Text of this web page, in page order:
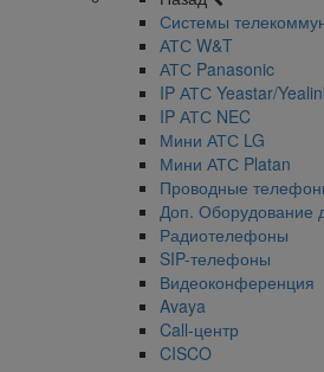
Системы
АТС W&T
АТС Panasonic
IP АТС Yeastar/
IP АТС NEC
Мини АТС LG
Мини АТС Platan
Проводные
Доп. Оборудование
Радиотелефоны
SIP-телефоны
Видеоконференция
Avaya
Call-центр
CISCO